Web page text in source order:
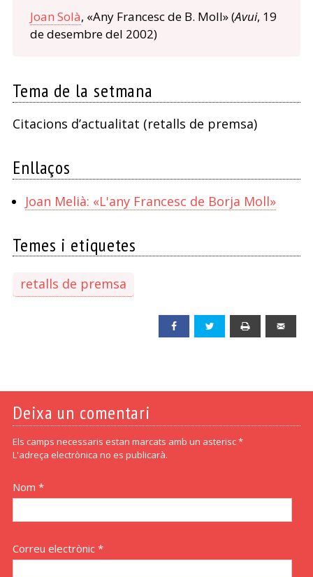
Joan Solà, «Any Francesc de B. Moll» (Avui, 19
de desembre del 2002)
Tema de la setmana
Citacions d’actualitat (retalls de premsa)
Enllaços
Joan Melià: «L'any Francesc de Borja Moll»
Temes i etiquetes
retalls de premsa
Facebook Twitter
Deixa un comentari
Els camps necessaris estan marcats amb un asterisc *
L'adreça electrònica no es publicarà.
Nom *
Correu electrònic *